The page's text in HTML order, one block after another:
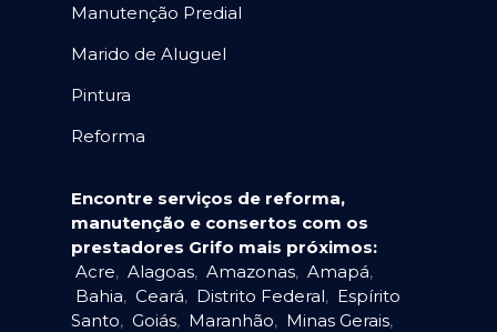
Manutenção Predial
Marido de Aluguel
Pintura
Reforma
Encontre serviços de reforma,
manutenção e consertos com os
prestadores Grifo mais próximos:
Acre, Alagoas, Amazonas, Amapá,
Bahia, Ceará, Distrito Federal, Espírito
Santo, Goiás, Maranhão, Minas Gerais,